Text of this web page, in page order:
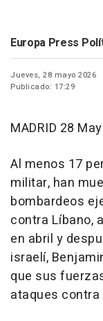
Europa Press
Jueves, 28 mayo 2026
Publicado: 17:29
MADRID 28
Al menos 17
militar, han
bombardeos
contra Líbano,
en abril y
israelí,
que sus
ataques